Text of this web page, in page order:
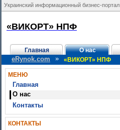
Украинский информационный бизнес-портал
«ВИКОРТ» НПФ
Главная О нас
eRynok.com » «ВИКОРТ» НПФ
МЕНЮ
Главная
О нас
Контакты
КОНТАКТЫ